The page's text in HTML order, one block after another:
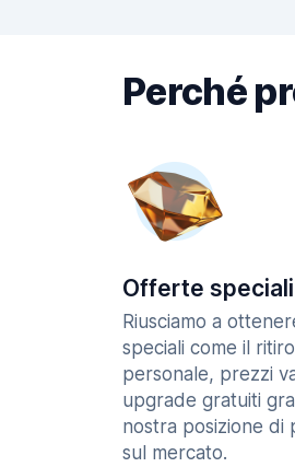
Perché
Offerte speciali
Riusciamo a
speciali come il
personale, prezzi
upgrade gratuiti
nostra posizione di
sul mercato.